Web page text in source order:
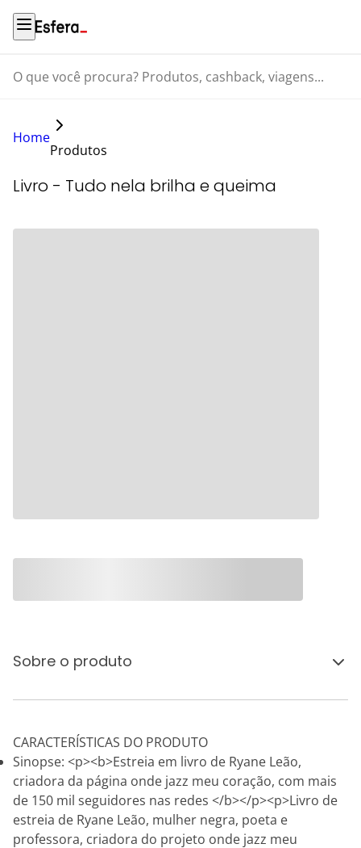
O que você procura? Produtos, cashback, viagens...
Home
Produtos
Livro - Tudo nela brilha e queima
Sobre o produto
CARACTERÍSTICAS DO PRODUTO
Sinopse: <p><b>Estreia em livro de Ryane Leão,
criadora da página onde jazz meu coração, com mais
de 150 mil seguidores nas redes </b></p><p>Livro de
estreia de Ryane Leão, mulher negra, poeta e
professora, criadora do projeto onde jazz meu